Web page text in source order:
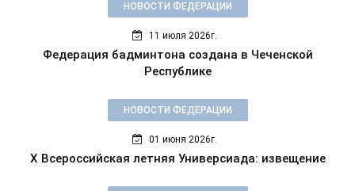
НОВОСТИ ФЕДЕРАЦИИ
11 июля 2026г.
Федерация бадминтона создана в Чеченской
Республике
НОВОСТИ ФЕДЕРАЦИИ
01 июня 2026г.
X Всероссийская летняя Универсиада: извещение